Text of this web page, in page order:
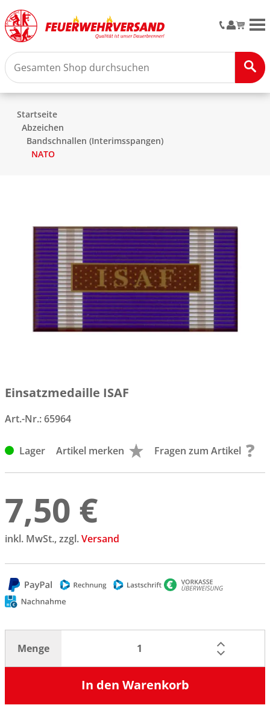
Startseite
Abzeichen
Bandschnallen (Interimsspangen)
NATO
Einsatzmedaille ISAF
Art.-Nr.:65964
Lager Artikel merken Fragen zum Artikel
7,50 €
inkl. MwSt., zzgl.Versand
Menge
In den Warenkorb